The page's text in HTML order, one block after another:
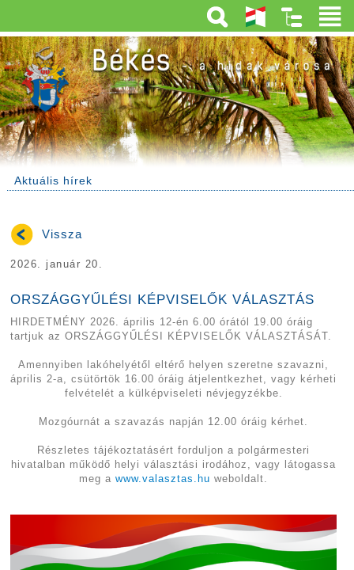
Aktuális hírek
Vissza
2026. január 20.
ORSZÁGGYŰLÉSI KÉPVISELŐK VÁLASZTÁS
HIRDETMÉNY 2026. április 12-én 6.00 órától 19.00 óráig
tartjuk az ORSZÁGGYŰLÉSI KÉPVISELŐK VÁLASZTÁSÁT.
Amennyiben lakóhelyétől eltérő helyen szeretne szavazni,
április 2-a, csütörtök 16.00 óráig átjelentkezhet, vagy kérheti
felvételét a külképviseleti névjegyzékbe.
Mozgóurnát a szavazás napján 12.00 óráig kérhet.
Részletes tájékoztatásért forduljon a polgármesteri
hivatalban működő helyi választási irodához, vagy látogassa
meg awww.valasztas.hu weboldalt.